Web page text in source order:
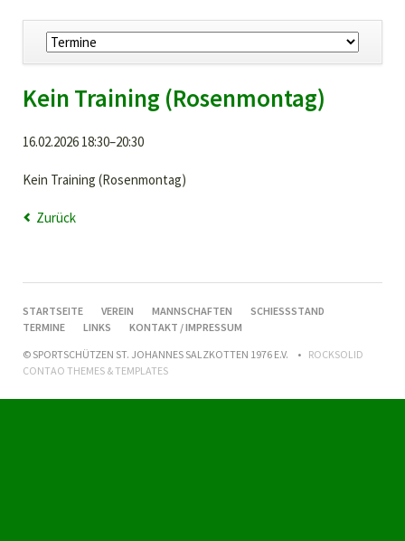
Navigation
überspringen
Kein Training (Rosenmontag)
16.02.2026 18:30–20:30
Kein Training (Rosenmontag)
Zurück
NAVIGATION
ÜBERSPRINGEN
STARTSEITE VEREIN MANNSCHAFTEN
SCHIESSSTAND
TERMINE
LINKS
KONTAKT / IMPRESSUM
© SPORTSCHÜTZEN ST. JOHANNES SALZKOTTEN 1976 E.V.
ROCKSOLID
CONTAO THEMES & TEMPLATES